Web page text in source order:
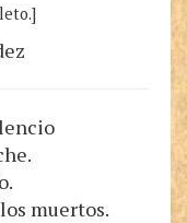
muertos.